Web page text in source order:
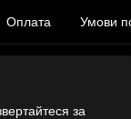
Оплата Умови
за